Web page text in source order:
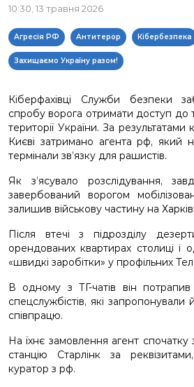
10:30, 13 травня 2026
Агресія РФ Антитерор Кібербезпека
Захищаємо Україну разом!
Кіберфахівці Служби безпеки
спробу ворога отримати доступ до
території України. За результатами
Києві затримано агента рф, який
термінали зв’язку для рашистів.
Як з’ясувало розслідування,
завербований ворогом
залишив військову частину на
Після втечі з підрозділу
орендованих квартирах столиці і
«швидкі заробітки» у профільних
В одному з ТГ-чатів він
спецслужбістів, які
співпрацю.
На їхнє замовлення агент
станцію Старлінк за
куратор з рф.